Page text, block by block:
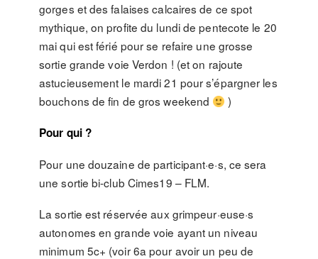
gorges et des falaises calcaires de ce spot
mythique, on profite du lundi de pentecote le 20
mai qui est férié pour se refaire une grosse
sortie grande voie Verdon ! (et on rajoute
astucieusement le mardi 21 pour s’épargner les
bouchons de fin de gros weekend
)
Pour qui ?
Pour une douzaine de participant·e·s, ce sera
une sortie bi-club Cimes19 – FLM.
La sortie est réservée aux grimpeur·euse·s
autonomes en grande voie ayant un niveau
minimum 5c+ (voir 6a pour avoir un peu de